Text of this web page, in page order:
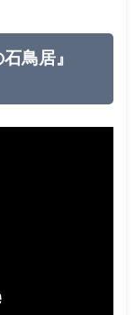
鳥居』